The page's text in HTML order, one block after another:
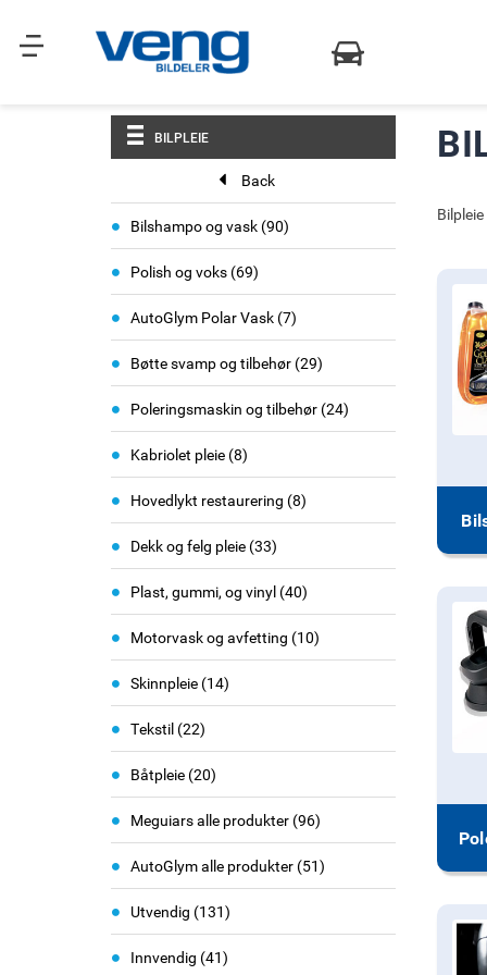
BILPLEIE
Back
Bilshampo og vask 90i
t
m
Polish og voks 69i
t
e
m
AutoGlym Polar Vask 7i
t
e
m
Bøtte svamp og tilbehør 29i
t
e
m
Poleringsmaskin og tilbehør 24i
t
m
Kabriolet pleie 8i
t
e
m
Hovedlykt restaurering 8i
t
m
Dekk og felg pleie 33i
t
e
m
Plast, gummi, og vinyl 40i
t
e
m
Motorvask og avfetting 10i
t
m
Skinnpleie 14i
t
m
Tekstil 22i
t
e
m
Båtpleie 20i
t
e
m
Meguiars alle produkter 96i
t
e
m
AutoGlym alle produkter 51i
t
m
Utvendig 131i
t
e
Innvendig 41i